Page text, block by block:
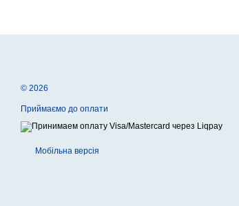
© 2026
Приймаємо до оплати
Мобільна версія